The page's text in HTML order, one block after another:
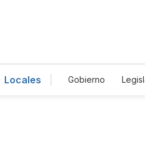
Locales Gobierno